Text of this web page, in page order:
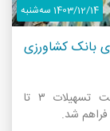
1403/12/14 سه‌شنبه
بانک کشاورزی
امکان افتتاح حساب در طرح نوآور برای دریافت تسهیلات ۳ تا